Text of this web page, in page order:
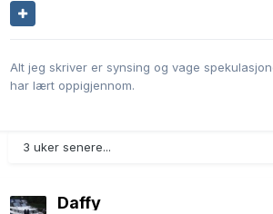
Alt jeg skriver er synsing og vage
har lært oppigjennom.
3 uker senere...
Daffy